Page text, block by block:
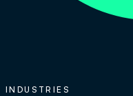
INDUSTRIES